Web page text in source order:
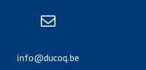
info@ducoq.be